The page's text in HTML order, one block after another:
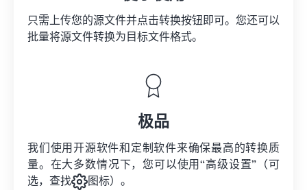
只需上传您的源文件并点击转换按钮即可。您还可以
批量将源文件转换为目标文件格式。
极品
我们使用开源软件和定制软件来确保最高的转换质
量。在大多数情况下，您可以使用“高级设置”（可
选，查找
图标）。